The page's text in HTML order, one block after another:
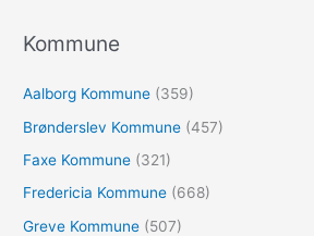
e
t
e
r
Kommune
Aalborg Kommune (359)
Brønderslev Kommune (457)
Faxe Kommune (321)
Fredericia Kommune (668)
Greve Kommune (507)